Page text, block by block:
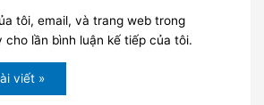
tôi, email, và trang web trong
cho lần bình luận kế tiếp của tôi.